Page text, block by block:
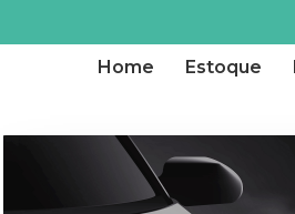
Home Estoque